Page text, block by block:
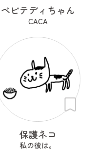
ベビテディちゃん
CACA
保護ネコ
私の彼は。